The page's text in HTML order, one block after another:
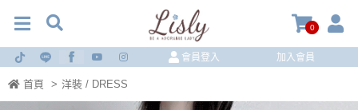
0
會員登入 加入會員
首頁 > 洋裝 / DRESS